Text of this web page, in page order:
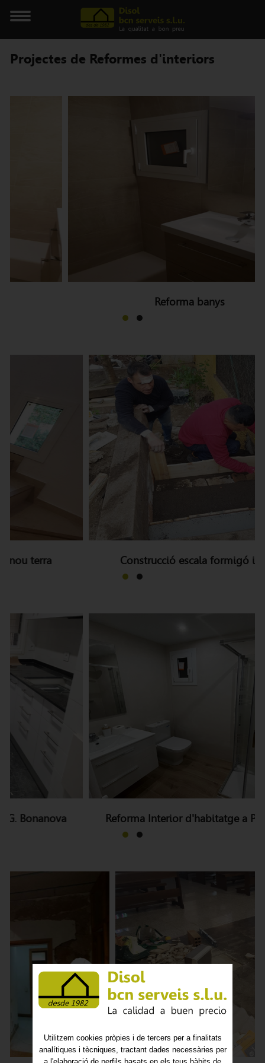
Projectes de Reformes d'interiors
Reforma banys
Construcció escala formigó i nou terra
Reforma Interior d'habitatge a PG. Bonanova
Utilitzem cookies pròpies i de tercers per a finalitats
analítiques i tècniques, tractant dades necessàries per